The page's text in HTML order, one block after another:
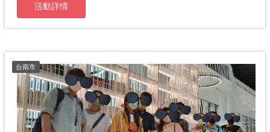
活動詳情
台南市